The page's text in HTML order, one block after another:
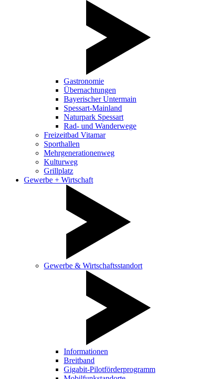
Gastronomie
Übernachtungen
Bayerischer Untermain
Spessart-Mainland
Naturpark Spessart
Rad- und Wanderwege
Freizeitbad Vitamar
Sporthallen
Mehrgenerationenweg
Kulturweg
Grillplatz
Gewerbe + Wirtschaft
Gewerbe & Wirtschaftsstandort
Informationen
Breitband
Gigabit-Pilotförderprogramm